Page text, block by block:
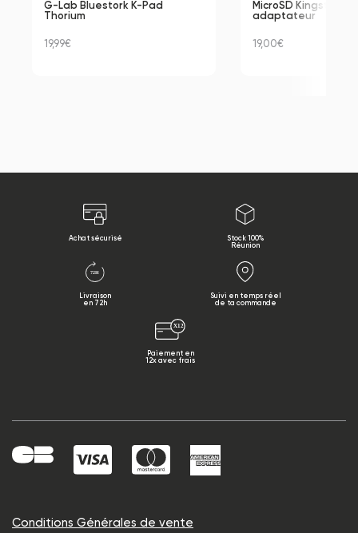
G-Lab Bluestork K-Pad
Thorium
19,99€
MicroSD Kingston,
adaptateur
19,00€
Achat sécurisé
Stock 100%
Réunion
Livraison
en 72h
Suivi en temps réel
de ta commande
Paiement en
12x avec frais
Conditions Générales de vente